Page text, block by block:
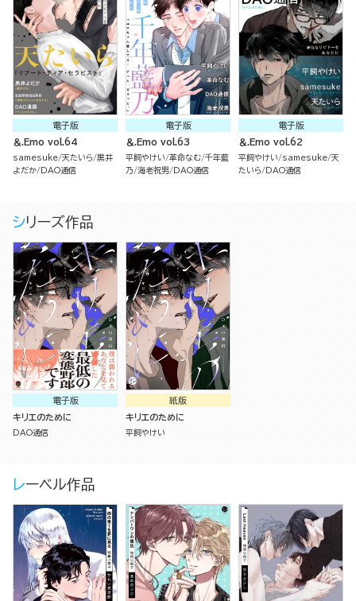
電子版
＆.Emo vol.64
samesuke 天たいら 黒井
よだか
DAO通信
電子版
＆.Emo vol.63
平飼やけい 革命なむ 千年藍
乃 海老祝男 DAO通信
電子版
＆.Emo vol.62
平飼やけい samesuke 天
たいら
DAO通信
シリーズ作品
電子版
キリエのために
DAO通信
紙版
キリエのために
平飼やけい
レーベル作品